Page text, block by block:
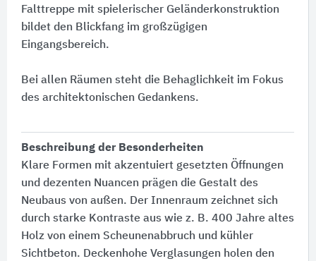
Falttreppe mit spielerischer Geländerkonstruktion
bildet den Blickfang im großzügigen
Eingangsbereich.
Bei allen Räumen steht die Behaglichkeit im Fokus
des architektonischen Gedankens.
Beschreibung der Besonderheiten
Klare Formen mit akzentuiert gesetzten Öffnungen
und dezenten Nuancen prägen die Gestalt des
Neubaus von außen. Der Innenraum zeichnet sich
durch starke Kontraste aus wie z. B. 400 Jahre altes
Holz von einem Scheunenabbruch und kühler
Sichtbeton. Deckenhohe Verglasungen holen den